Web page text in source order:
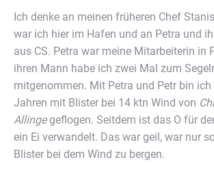
Ich denke an meinen früheren Chef
war ich hier im Hafen und an Petra und
aus CS. Petra war meine Mitarbeiterin in
ihren Mann habe ich zwei Mal zum
mitgenommen. Mit Petra und Petr bin ich
Jahren mit Blister bei 14 ktn Wind von
Allingegeflogen. Seitdem ist das O für
ein Ei verwandelt. Das war geil, war nur
Blister bei dem Wind zu bergen.